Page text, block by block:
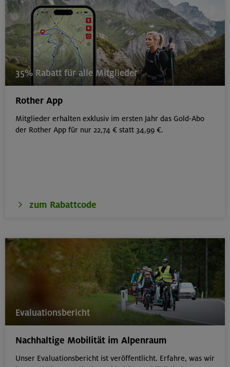
35% Rabatt für alle Mitglieder
Rother App
Mitglieder erhalten exklusiv im ersten Jahr das Gold-Abo
der Rother App für nur 22,74 € statt 34,99 €.
zum Rabattcode
Evaluationsbericht
Nachhaltige Mobilität im Alpenraum
Unser Evaluationsbericht ist veröffentlicht. Erfahre, was wir